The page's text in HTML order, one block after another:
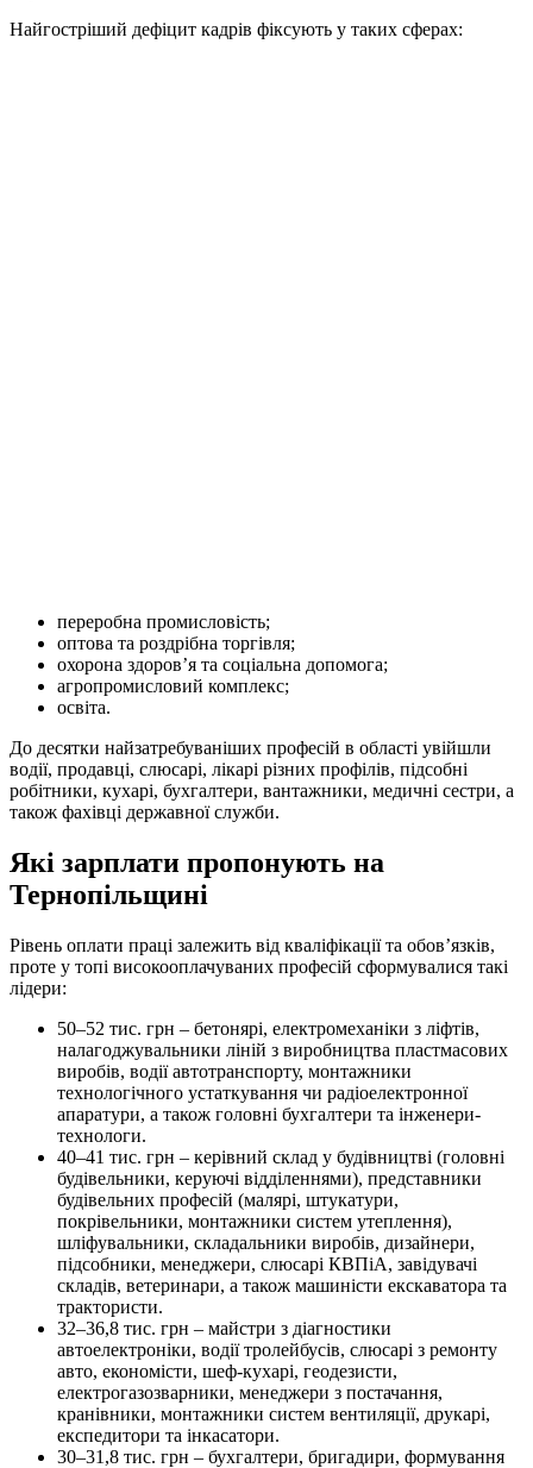
Найгостріший дефіцит кадрів фіксують у таких сферах:
переробна промисловість;
оптова та роздрібна торгівля;
охорона здоров’я та соціальна допомога;
агропромисловий комплекс;
освіта.
До десятки найзатребуваніших професій в області увійшли
водії, продавці, слюсарі, лікарі різних профілів, підсобні
робітники, кухарі, бухгалтери, вантажники, медичні сестри, а
також фахівці державної служби.
Які зарплати пропонують на
Тернопільщині
Рівень оплати праці залежить від кваліфікації та обов’язків,
проте у топі високооплачуваних професій сформувалися такі
лідери:
50–52 тис. грн – бетонярі, електромеханіки з ліфтів,
налагоджувальники ліній з виробництва пластмасових
виробів, водії автотранспорту, монтажники
технологічного устаткування чи радіоелектронної
апаратури, а також головні бухгалтери та інженери-
технологи.
40–41 тис. грн – керівний склад у будівництві (головні
будівельники, керуючі відділеннями), представники
будівельних професій (малярі, штукатури,
покрівельники, монтажники систем утеплення),
шліфувальники, складальники виробів, дизайнери,
підсобники, менеджери, слюсарі КВПіА, завідувачі
складів, ветеринари, а також машиністи екскаватора та
трактористи.
32–36,8 тис. грн – майстри з діагностики
автоелектроніки, водії тролейбусів, слюсарі з ремонту
авто, економісти, шеф-кухарі, геодезисти,
електрогазозварники, менеджери з постачання,
кранівники, монтажники систем вентиляції, друкарі,
експедитори та інкасатори.
30–31,8 тис. грн – бухгалтери, бригадири, формування